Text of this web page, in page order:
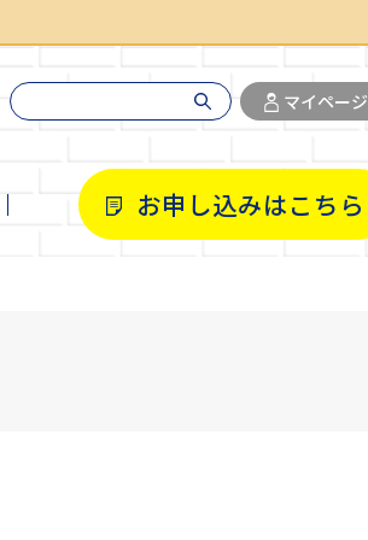
検索 マイページ
お申し込みはこちら